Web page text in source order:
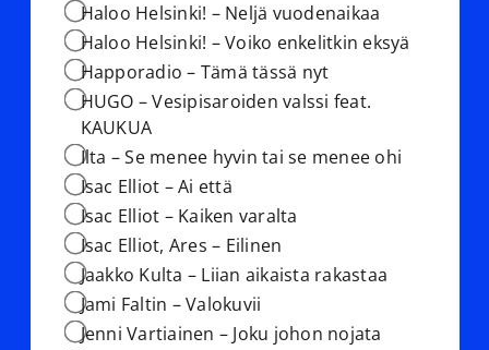
Haloo Helsinki! – Neljä vuodenaikaa
Haloo Helsinki! – Voiko enkelitkin eksyä
Happoradio – Tämä tässä nyt
HUGO – Vesipisaroiden valssi feat.
KAUKUA
Ilta – Se menee hyvin tai se menee ohi
Isac Elliot – Ai että
Isac Elliot – Kaiken varalta
Isac Elliot, Ares – Eilinen
Jaakko Kulta – Liian aikaista rakastaa
Jami Faltin – Valokuvii
Jenni Vartiainen – Joku johon nojata